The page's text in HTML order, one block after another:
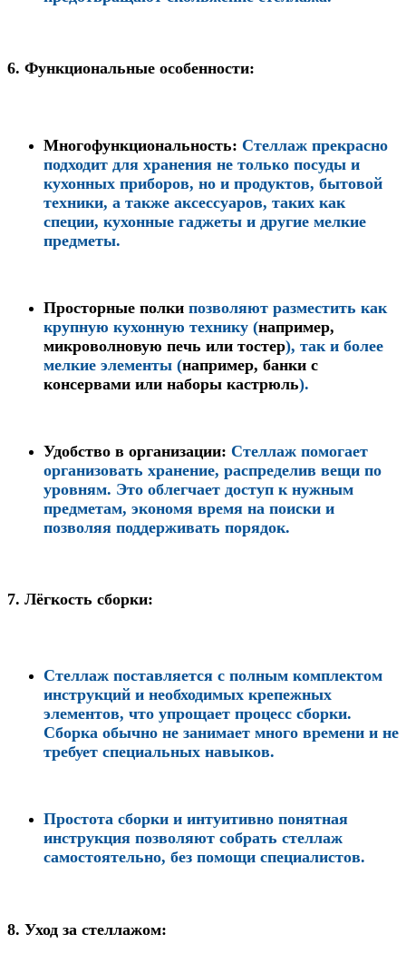
6. Функциональные особенности:
Многофункциональность: Стеллаж прекрасно
подходит для хранения не только посуды и
кухонных приборов, но и продуктов, бытовой
техники, а также аксессуаров, таких как
специи, кухонные гаджеты и другие мелкие
предметы.
Просторные полки позволяют разместить как
крупную кухонную технику (например,
микроволновую печь или тостер), так и более
мелкие элементы (например, банки с
консервами или наборы кастрюль).
Удобство в организации: Стеллаж помогает
организовать хранение, распределив вещи по
уровням. Это облегчает доступ к нужным
предметам, экономя время на поиски и
позволяя поддерживать порядок.
7. Лёгкость сборки:
Стеллаж поставляется с полным комплектом
инструкций и необходимых крепежных
элементов, что упрощает процесс сборки.
Сборка обычно не занимает много времени и не
требует специальных навыков.
Простота сборки и интуитивно понятная
инструкция позволяют собрать стеллаж
самостоятельно, без помощи специалистов.
8. Уход за стеллажом: